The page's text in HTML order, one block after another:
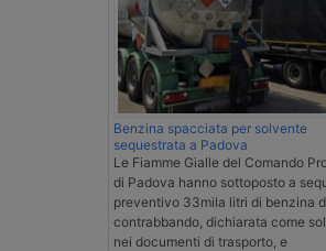
Benzina spacciata per solvente
sequestrata a Padova
Le Fiamme Gialle del Comando
di Padova hanno sottoposto a
preventivo 33mila litri di benzina
contrabbando, dichiarata come
nei documenti di trasporto, e